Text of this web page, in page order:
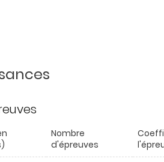
Nombre
d'épreuves